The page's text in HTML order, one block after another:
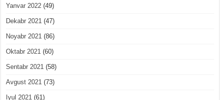
Yanvar 2022 (49)
Dekabr 2021 (47)
Noyabr 2021 (86)
Oktabr 2021 (60)
Sentabr 2021 (58)
Avgust 2021 (73)
Iyul 2021 (61)